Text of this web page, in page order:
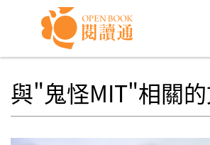
Skip to navigation
移至主內容
與"鬼怪MIT"相關